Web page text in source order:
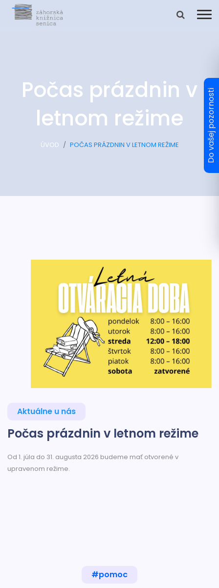
Počas prázdnin v
letnom režime
ÚVOD POČAS PRÁZDNIN V LETNOM REŽIME
Aktuálne u nás
Počas prázdnin v letnom režime
Od 1. júla do 31. augusta 2026 budeme mať otvorené v
upravenom režime.
#pomoc